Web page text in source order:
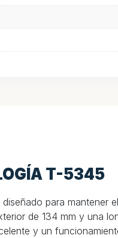
T-5345
para mantener
de 134 mm y una
y un